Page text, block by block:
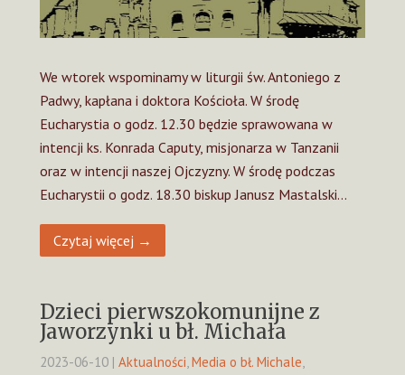
We wtorek wspominamy w liturgii św. Antoniego z
Padwy, kapłana i doktora Kościoła. W środę
Eucharystia o godz. 12.30 będzie sprawowana w
intencji ks. Konrada Caputy, misjonarza w Tanzanii
oraz w intencji naszej Ojczyzny. W środę podczas
Eucharystii o godz. 18.30 biskup Janusz Mastalski…
Czytaj więcej →
Dzieci pierwszokomunijne z
Jaworzynki u bł. Michała
2023-06-10 | Aktualności Media o bł. Michale